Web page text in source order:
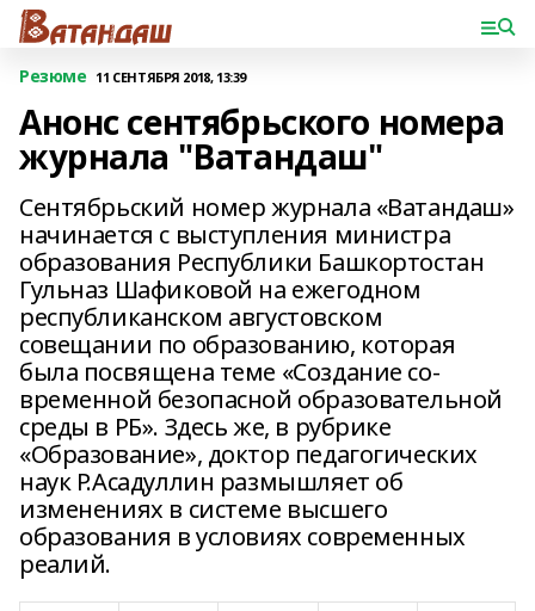
Резюме 11 СЕНТЯБРЯ 2018, 13:39
Анонс сентябрьского номера
журнала "Ватандаш"
Сентябрьский номер журнала «Ватандаш»
начинается с выступления министра
обра­зования Республики Башкортостан
Гульназ Шафиковой на ежегодном
республиканском августовском
совещании по образованию, которая
была посвящена теме «Создание со­
временной безопасной образовательной
среды в РБ». Здесь же, в рубрике
«Образование», доктор педагогических
наук Р.Асадуллин размышляет об
изменениях в системе высшего
образования в условиях современных
реалий.